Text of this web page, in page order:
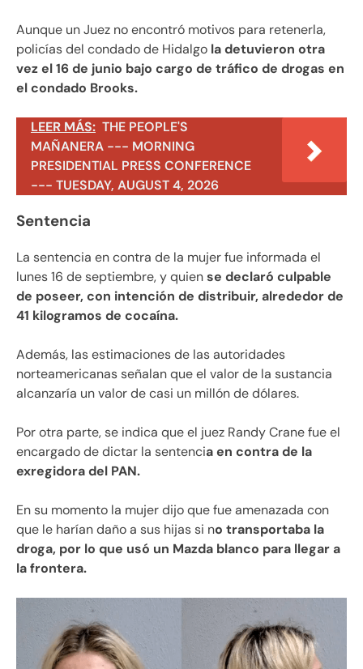
Aunque un Juez no encontró motivos para retenerla,
policías del condado de Hidalgo la detuvieron otra
vez el 16 de junio bajo cargo de tráfico de drogas en
el condado Brooks.
LEER MÁS: THE PEOPLE'S
MAÑANERA --- MORNING
PRESIDENTIAL PRESS CONFERENCE
--- TUESDAY, AUGUST 4, 2026
Sentencia
La sentencia en contra de la mujer fue informada el
lunes 16 de septiembre, y quiense declaró culpable
de poseer, con intención de distribuir, alrededor de
41 kilogramos de cocaína.
Además, las estimaciones de las autoridades
norteamericanas señalan que el valor de la sustancia
alcanzaría un valor de casi un millón de dólares.
Por otra parte, se indica que el juez Randy Crane fue el
encargado de dictar la sentencia en contra de la
exregidora del PAN.
En su momento la mujer dijo que fue amenazada con
que le harían daño a sus hijas si no transportaba la
droga, por lo que usó un Mazda blanco para llegar a
la frontera.